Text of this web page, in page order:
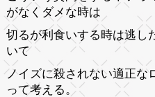
がなくダメな時は
切るが利食いする時は逃し
いて
ノイズに殺されない適正な
って考える。